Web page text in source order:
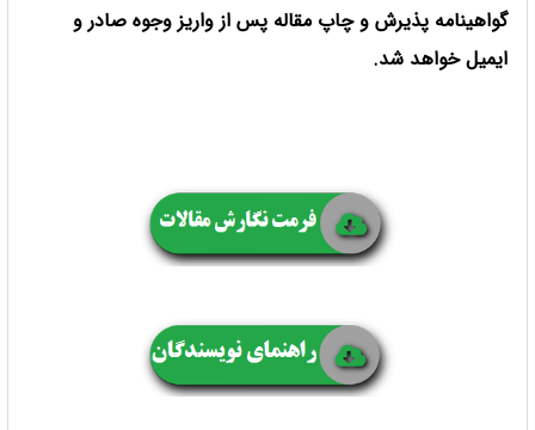
گواهینامه پذیرش و چاپ مقاله پس از واریز وجوه صادر و
ایمیل خواهد شد.